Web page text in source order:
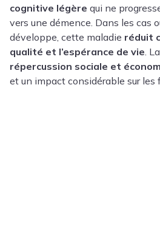
cognitive légère qui ne
vers une démence. Dans les cas
développe, cette maladie réduit
qualité et l’espérance de vie .
répercussion sociale et
et un impact considérable sur les